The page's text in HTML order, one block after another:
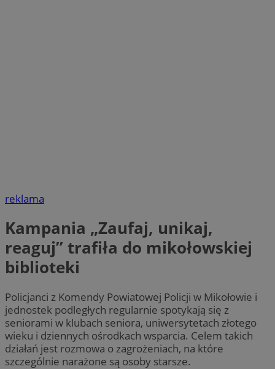
reklama
Kampania „Zaufaj, unikaj,
reaguj” trafiła do mikołowskiej
biblioteki
Policjanci z Komendy Powiatowej Policji w Mikołowie i
jednostek podległych regularnie spotykają się z
seniorami w klubach seniora, uniwersytetach złotego
wieku i dziennych ośrodkach wsparcia. Celem takich
działań jest rozmowa o zagrożeniach, na które
szczególnie narażone są osoby starsze.